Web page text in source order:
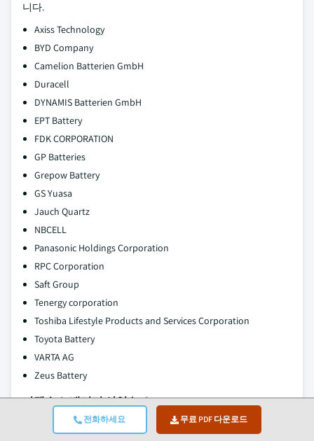
전화하세요 무료 PDF 다운로드
니다.
Axiss Technology
BYD Company
Camelion Batterien GmbH
Duracell
DYNAMIS Batterien GmbH
EPT Battery
FDK CORPORATION
GP Batteries
Grepow Battery
GS Yuasa
Jauch Quartz
NBCELL
Panasonic Holdings Corporation
RPC Corporation
Saft Group
Tenergy corporation
Toshiba Lifestyle Products and Services Corporation
Toyota Battery
VARTA AG
Zeus Battery
니켈수소 배터리 산업 뉴스:
Toyota는 2025년 하이브리드 차량 판매량이 410만 대를 넘어